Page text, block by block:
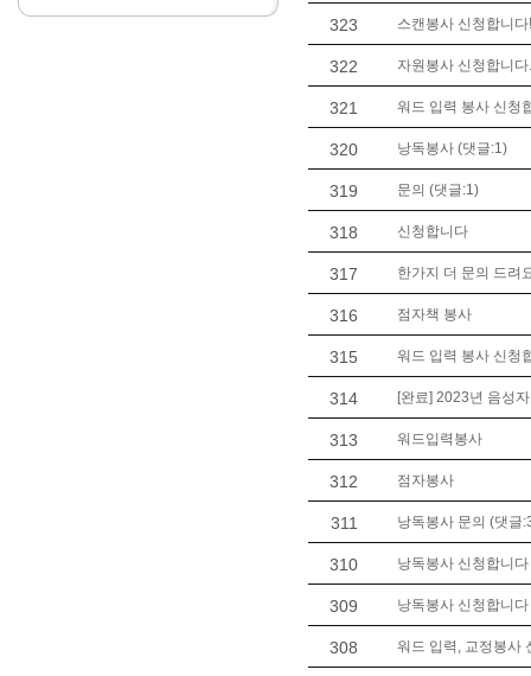
323 스캔봉사 신청합니다!
322 자원봉사 신청합니
321 워드 입력 봉사 신청
320 낭독봉사 (댓글:1)
319 문의 (댓글:1)
318 신청합니다
317 한가지 더 문의 드려
316 점자책 봉사
315 워드 입력 봉사 신청
314 [완료] 2023년 음성
313 워드입력봉사
312 점자봉사
311 낭독봉사 문의 (댓글
310 낭독봉사 신청합니
309 낭독봉사 신청합니
308 워드 입력, 교정봉사